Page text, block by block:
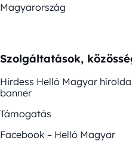
Magyarország
Szolgáltatások,
Hirdess Helló Magyar
banner
Támogatás
Facebook – Helló Magyar